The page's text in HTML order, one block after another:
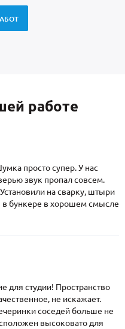
работе
просто супер. У нас
звук пропал совсем.
на сварку, штыри
в бункере в хорошем смысле
для студии! Пространство
не искажает.
соседей больше не
высоковато для